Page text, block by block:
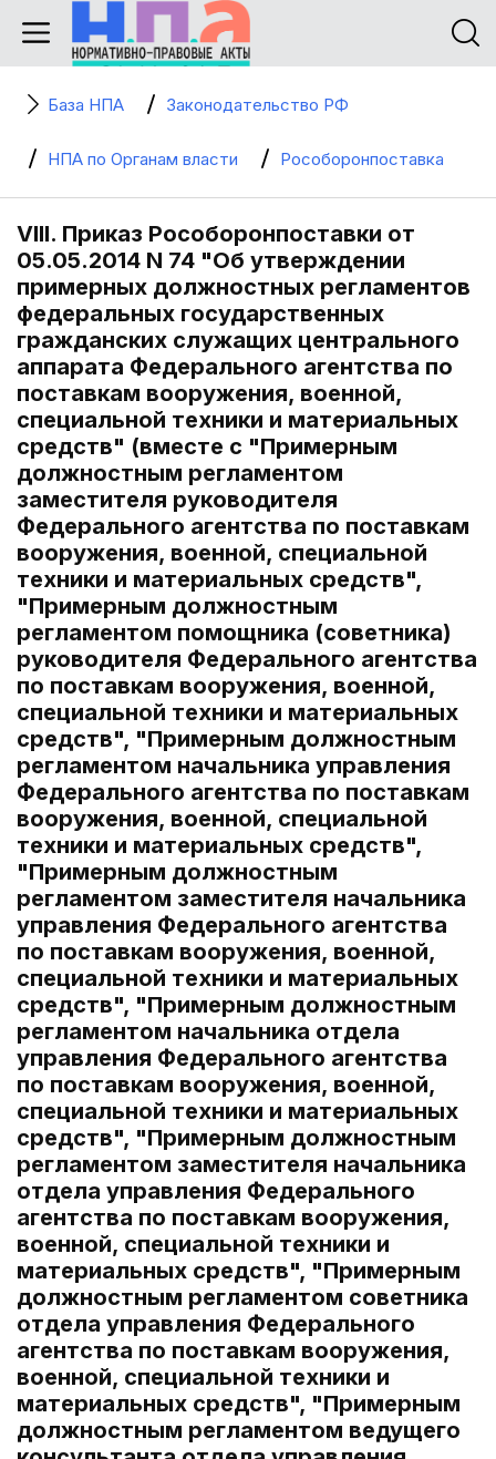
База НПА Законодательство РФ
НПА по Органам власти Рособоронпоставка
VIII. Приказ Рособоронпоставки от
05.05.2014 N 74 "Об утверждении
примерных должностных регламентов
федеральных государственных
гражданских служащих центрального
аппарата Федерального агентства по
поставкам вооружения, военной,
специальной техники и материальных
средств" (вместе с "Примерным
должностным регламентом
заместителя руководителя
Федерального агентства по поставкам
вооружения, военной, специальной
техники и материальных средств",
"Примерным должностным
регламентом помощника (советника)
руководителя Федерального агентства
по поставкам вооружения, военной,
специальной техники и материальных
средств", "Примерным должностным
регламентом начальника управления
Федерального агентства по поставкам
вооружения, военной, специальной
техники и материальных средств",
"Примерным должностным
регламентом заместителя начальника
управления Федерального агентства
по поставкам вооружения, военной,
специальной техники и материальных
средств", "Примерным должностным
регламентом начальника отдела
управления Федерального агентства
по поставкам вооружения, военной,
специальной техники и материальных
средств", "Примерным должностным
регламентом заместителя начальника
отдела управления Федерального
агентства по поставкам вооружения,
военной, специальной техники и
материальных средств", "Примерным
должностным регламентом советника
отдела управления Федерального
агентства по поставкам вооружения,
военной, специальной техники и
материальных средств", "Примерным
должностным регламентом ведущего